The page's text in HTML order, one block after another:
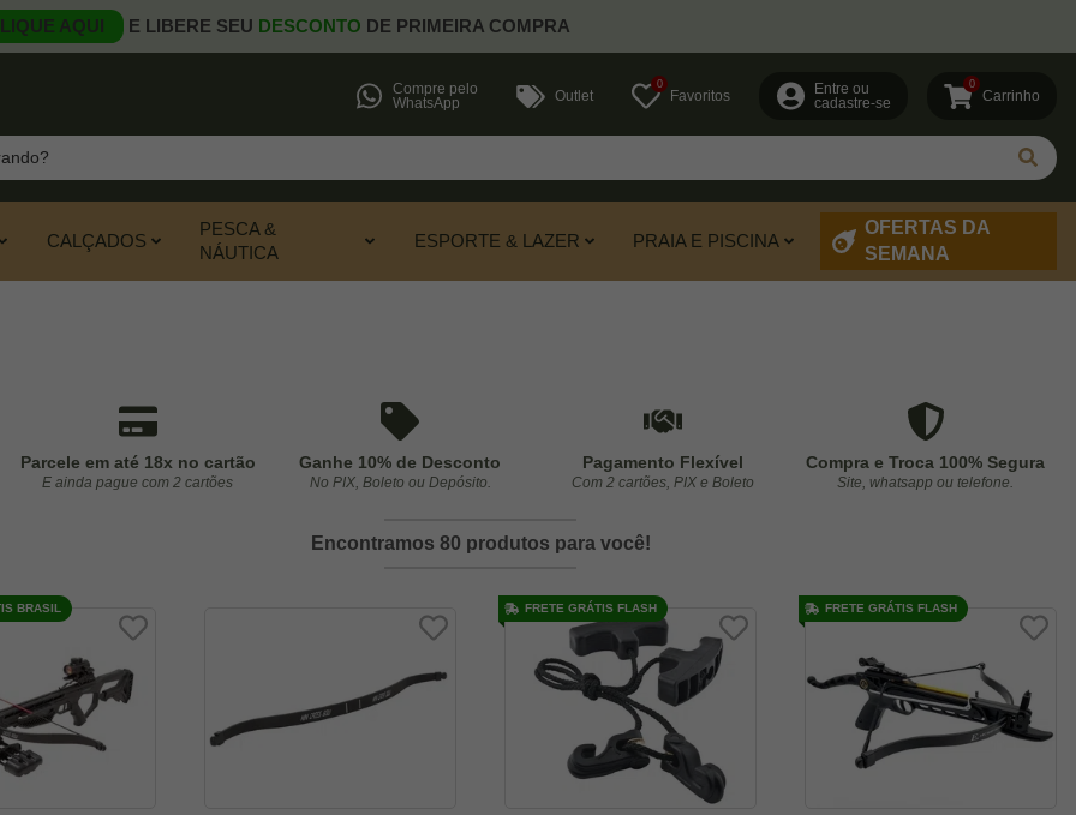
AQUI E LIBERE SEU DESCONTO DE PRIMEIRA COMPRA
Compre pelo
WhatsApp
Outlet
0
Favoritos
Entre ou
cadastre-se
0
Carrinho
CALÇADOS
PESCA &
NÁUTICA
ESPORTE & LAZER PRAIA E PISCINA
OFERTAS DA
SEMANA
Parcele em até 18x no cartão
E ainda pague com 2 cartões
Ganhe 10% de Desconto
No PIX, Boleto ou Depósito.
Pagamento Flexível
Com 2 cartões, PIX e Boleto
Compra e Troca 100% Segura
Site, whatsapp ou telefone.
Encontramos 80 produtos para você!
BRASIL FRETE GRÁTIS FLASH FRETE GRÁTIS FLASH